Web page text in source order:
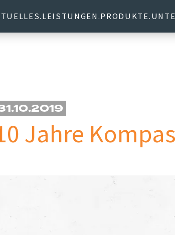
LEISTUNGEN PRODUKTE
Jahre